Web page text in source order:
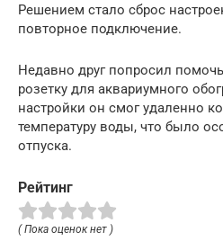
Решением стало сброс
повторное подключение.
Недавно друг попросил
розетку для аквариумного
настройки он смог удаленно
температуру воды, что было
отпуска.
Рейтинг
( Пока оценок нет )